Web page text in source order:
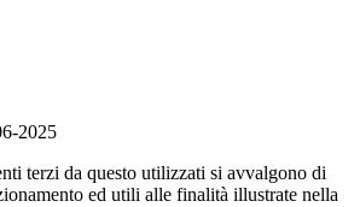
2025
terzi da questo utilizzati si avvalgono di
ed utili alle finalità illustrate nella